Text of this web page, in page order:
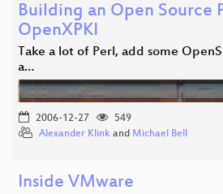
Building an Open Source
OpenXPKI
Take a lot of Perl, add some
a…
2006-12-27
549
Alexander Klink and Michael Bell
Inside VMware